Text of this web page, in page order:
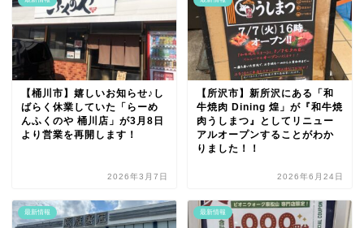
【桶川市】嬉しいお知らせ♪し
ばらく休業していた「らーめ
んふくのや 桶川店」が3月8日
より営業を再開します！
2026年3月7日
【所沢市】新所沢にある「和
牛焼肉 Dining 煌」が『和牛焼
肉うしまつ』としてリニュー
アルオープンすることがわか
りました！！
2026年6月24日
最新情報 最新情報